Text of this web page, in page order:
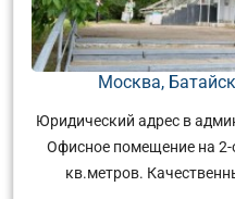
Москва,
Юридический адрес в
Офисное помещение на
кв.метров.